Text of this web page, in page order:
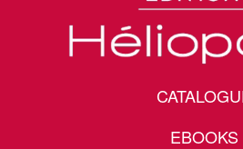
EBOOKS